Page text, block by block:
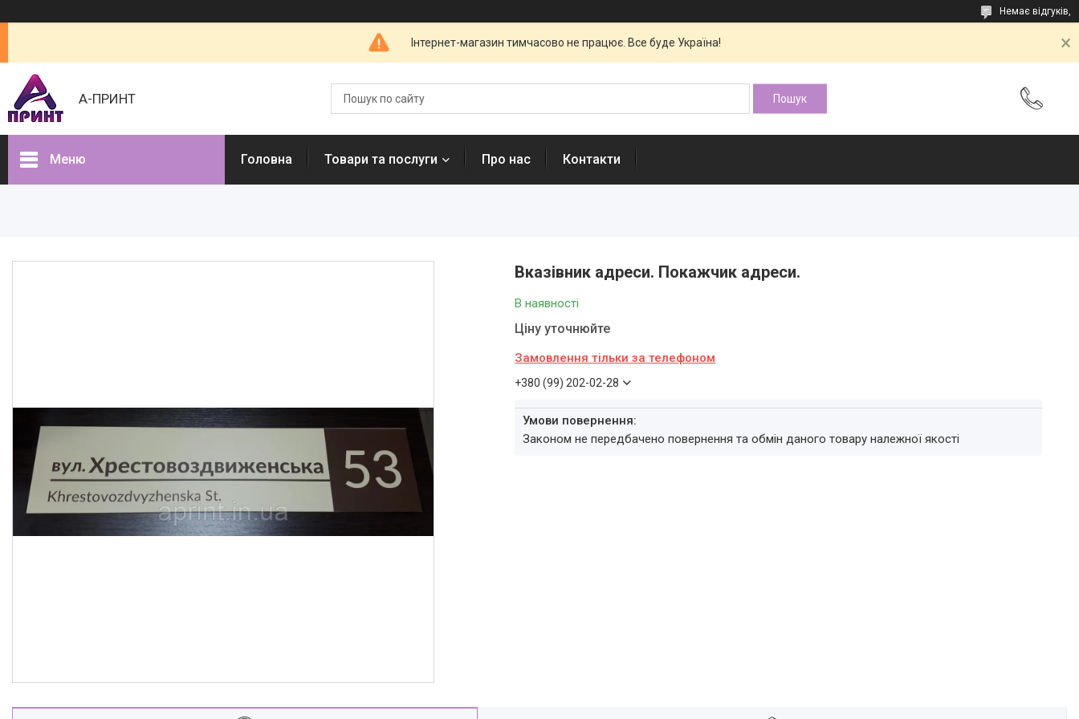
Немає відгуків,
Інтернет-магазин тимчасово не працює. Все буде Україна!
А-ПРИНТ
Меню Головна Товари та послуги Про нас Контакти
Вказівник адреси. Покажчик адреси.
В наявності
Ціну уточнюйте
Замовлення тільки за телефоном
+380 (99) 202-02-28
Законом не передбачено повернення та обмін даного товару належної якості